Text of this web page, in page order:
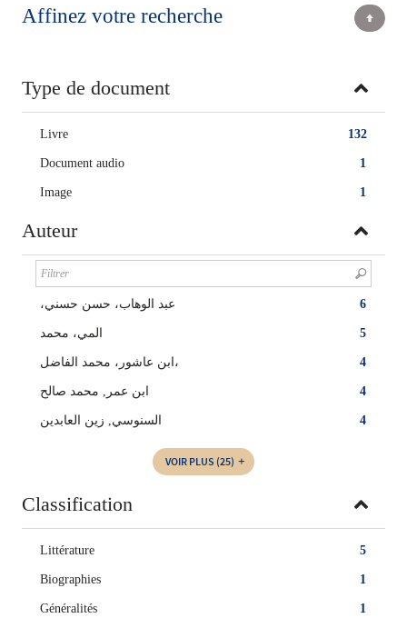
Affinez votre recherche
Type de document
132
Livre
1
Document audio
1
Image
Auteur
6 ،عبد الوهاب، حسن حسني
5 المي، ‏محمد‏
4 ابن عاشور، محمد الفاضل،
4 ابن عمر, محمد صالح
4 السنوسي‏, ‏زين العابدين‏
VOIR PLUS (25)
Classification
5
Littérature
1
Biographies
1
Généralités